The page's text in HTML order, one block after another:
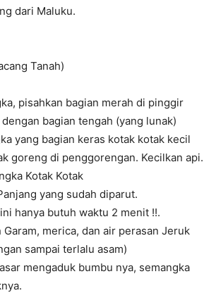
dari Maluku.
Tanah)
pisahkan bagian merah di pinggir
bagian tengah (yang lunak)
yang bagian keras kotak kotak kecil
goreng di penggorengan. Kecilkan api.
Kotak Kotak
yang sudah diparut.
hanya butuh waktu 2 menit !!.
Garam, merica, dan air perasan Jeruk
sampai terlalu asam)
mengaduk bumbu nya, semangka